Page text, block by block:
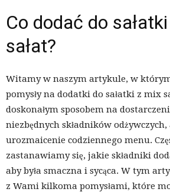
Co dodać do
sałat?
Witamy w naszym artykule, w
pomysły na dodatki do sałatki z mix
doskonałym sposobem na
niezbędnych składników odżywczych,
urozmaicenie codziennego menu.
zastanawiamy się, jakie składniki
aby była smaczna i sycąca. W tym
z Wami kilkoma pomysłami, które